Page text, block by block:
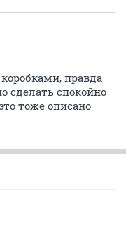
правда
сделать спокойно
тоже описано